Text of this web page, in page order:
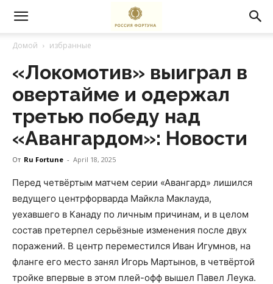
Домой избранные
«Локомотив» выиграл в
овертайме и одержал
третью победу над
«Авангардом»: Новости
От Ru Fortune - April 18, 2025
Перед четвёртым матчем серии «Авангард» лишился
ведущего центрфорварда Майкла Маклауда,
уехавшего в Канаду по личным причинам, и в целом
состав претерпел серьёзные изменения после двух
поражений. В центр переместился Иван Игумнов, на
фланге его место занял Игорь Мартынов, в четвёртой
тройке впервые в этом плей-офф вышел Павел Леука.